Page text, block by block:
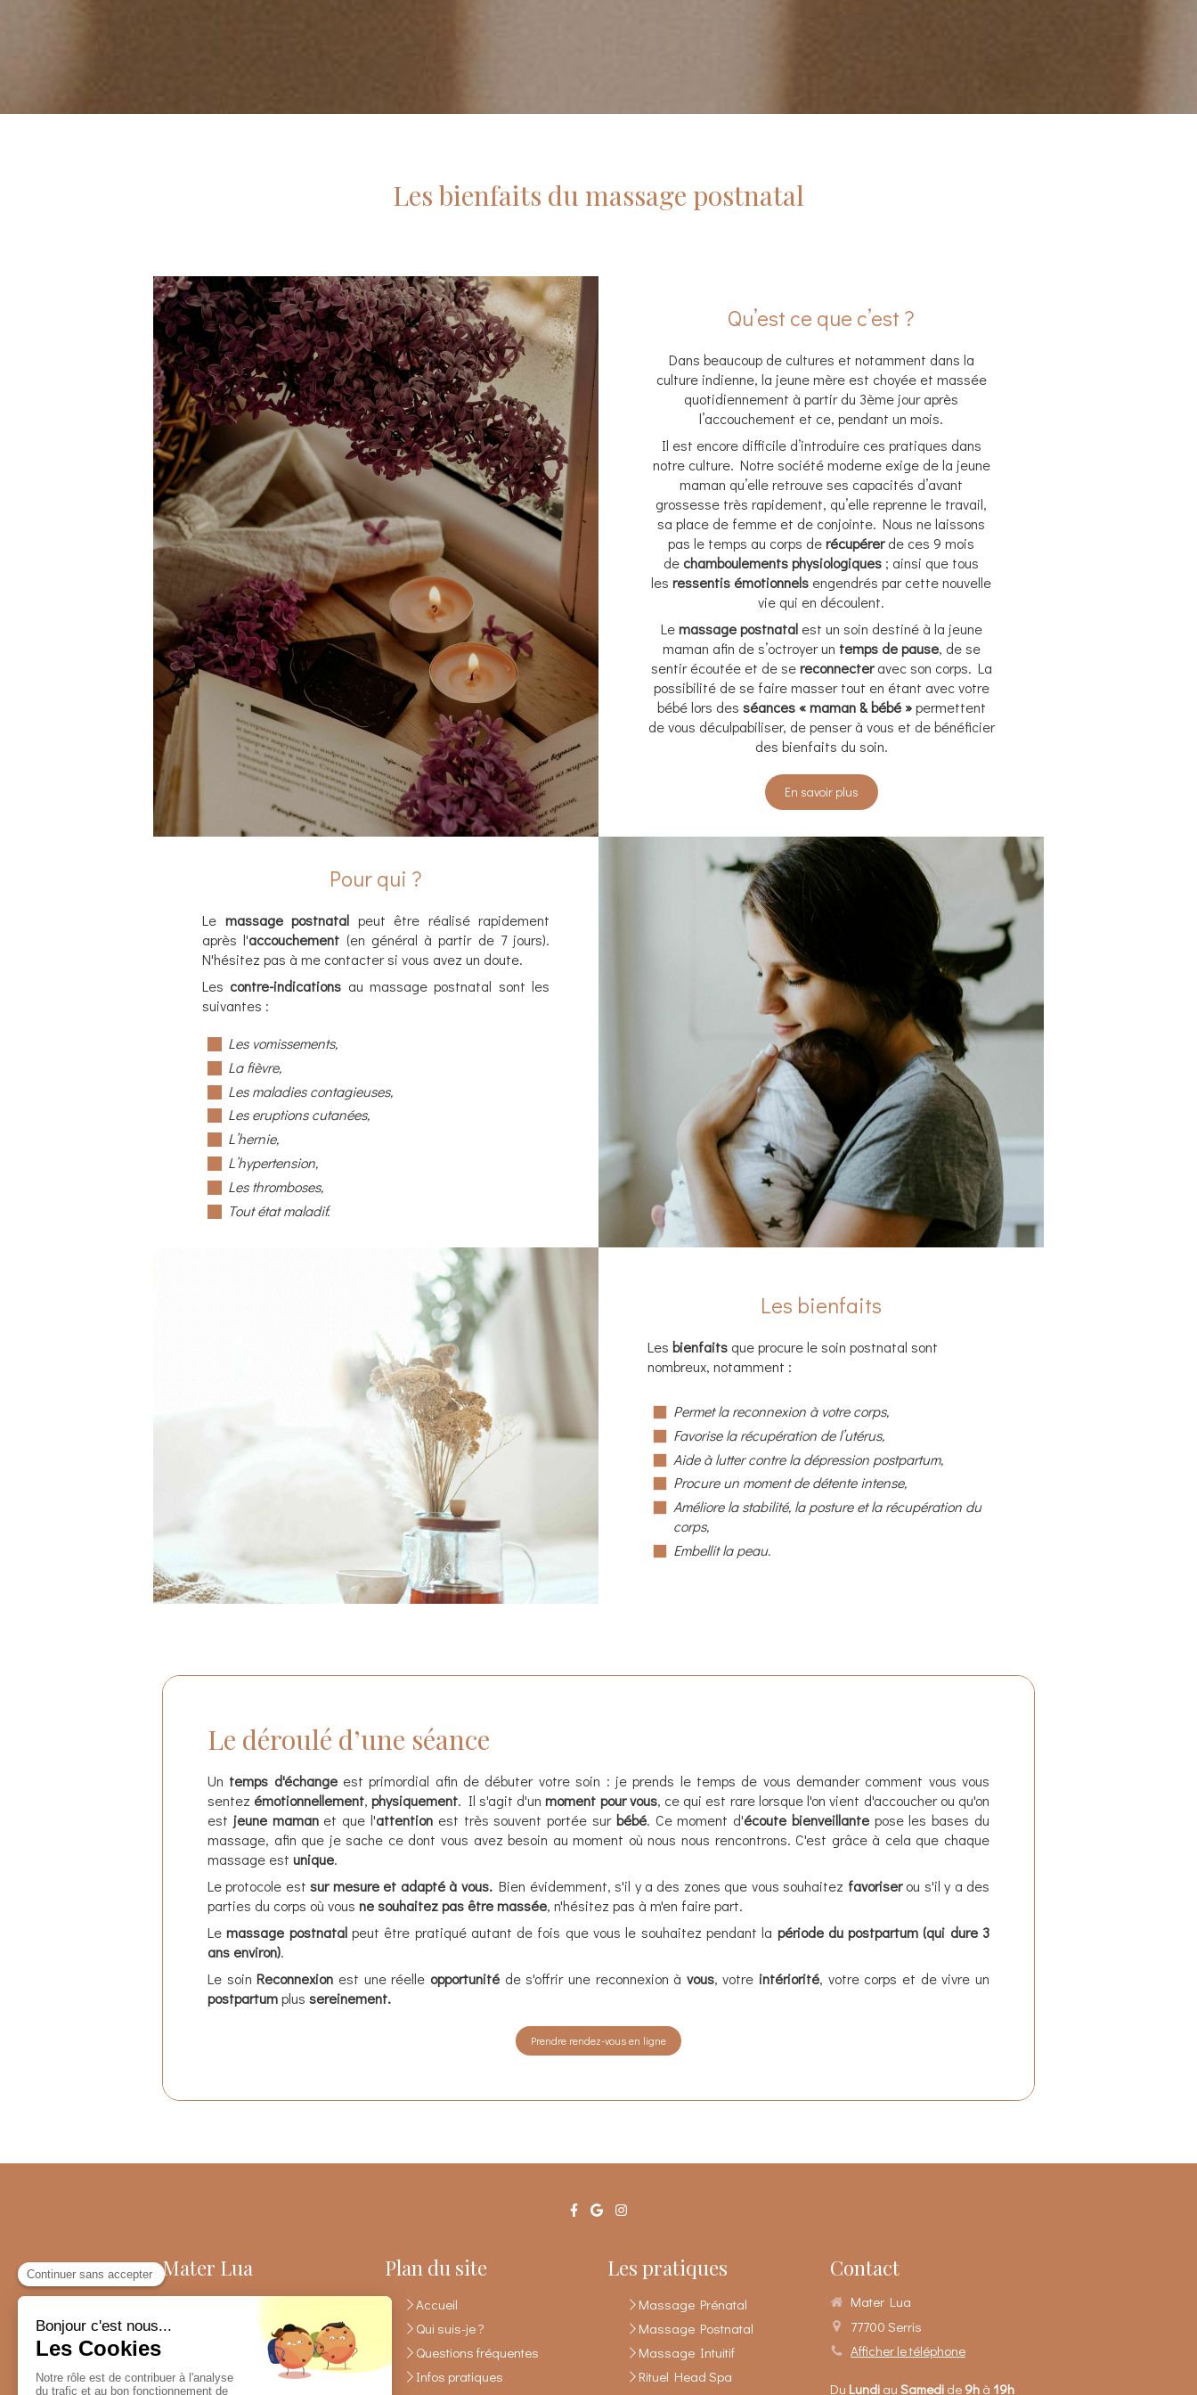
Les bienfaits du massage postnatal
Qu’est ce que c’est ?
Dans beaucoup de cultures et notamment dans la
culture indienne, la jeune mère est choyée et massée
quotidiennement à partir du 3ème jour après
l’accouchement et ce, pendant un mois.
Il est encore difficile d’introduire ces pratiques dans
notre culture. Notre société moderne exige de la jeune
maman qu’elle retrouve ses capacités d’avant
grossesse très rapidement, qu’elle reprenne le travail,
sa place de femme et de conjointe. Nous ne laissons
pas le temps au corps derécupérerde ces 9 mois
de chamboulements physiologiques ; ainsi que tous
les ressentis émotionnels engendrés par cette nouvelle
vie qui en découlent.
Lemassage postnatalest un soin destiné à la jeune
maman afin de s’octroyer un temps de pause, de se
sentir écoutée et de sereconnecteravec son corps. La
possibilité de se faire masser tout en étant avec votre
bébé lors des séances « maman & bébé »permettent
de vous déculpabiliser, de penser à vous et de bénéficier
des bienfaits du soin.
En savoir plus
Pour qui ?
Le massage postnatal peut être réalisé rapidement
après l'accouchement (en général à partir de 7 jours).
N'hésitez pas à me contacter si vous avez un doute.
Les contre-indications au massage postnatal sont les
suivantes :
Les vomissements,
La fièvre,
Les maladies contagieuses,
Les eruptions cutanées,
L’hernie,
L’hypertension,
Les thromboses,
Tout état maladif.
Les bienfaits
Les bienfaits que procure le soin postnatal sont
nombreux, notamment :
Permet la reconnexion à votre corps,
Favorise la récupération de l’utérus,
Aide à lutter contre la dépression postpartum,
Procure un moment de détente intense,
Améliore la stabilité, la posture et la récupération du
corps,
Embellit la peau.
Le déroulé d’une séance
Un temps d'échangeest primordial afin de débuter votre soin : je prends le temps de vous demander comment vous vous
sentez émotionnellement,physiquement. Il s'agit d'unmoment pour vous, ce qui est rare lorsque l'on vient d'accoucher ou qu'on
est jeune mamanet que l'attentionest très souvent portée sur bébé. Ce moment d'écoute bienveillantepose les bases du
massage, afin que je sache ce dont vous avez besoin au moment où nous nous rencontrons. C'est grâce à cela que chaque
massage est unique.
Le protocole estsur mesure et adapté à vous.Bien évidemment, s'il y a des zones que vous souhaitez favoriserou s'il y a des
parties du corps où vous ne souhaitez pas être massée, n'hésitez pas à m'en faire part.
Lemassage postnatalpeut être pratiqué autant de fois que vous le souhaitez pendant la période du postpartum (qui dure 3
ans environ).
Le soinReconnexion est une réelle opportunitéde s'offrir une reconnexion à vous, votre intériorité, votre corps et de vivre un
postpartumplus sereinement.
Prendre rendez-vous en ligne
Mater Lua
Massothérapeute spécialisée en
, Cynthia Girardot
accueille les femmes
uniquement à Serris (secteur Val
d'Europe).
Plan du site
Accueil
Qui suis-je ?
Questions fréquentes
Infos pratiques
Les pratiques
Massage Prénatal
Massage Postnatal
Massage Intuitif
Rituel Head Spa
Contact
Mater Lua
77700 Serris
Afficher le téléphone
Du Lundi au Samedi de 9h à 19h